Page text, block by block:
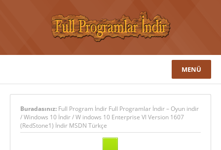
MENÜ
Buradasınız: Full Program İndir Full Programlar İndir – Oyun indir
/Windows 10 İndir/W indows 10 Enterprise Vl Version 1607
(RedStone1) İndir MSDN Türkçe